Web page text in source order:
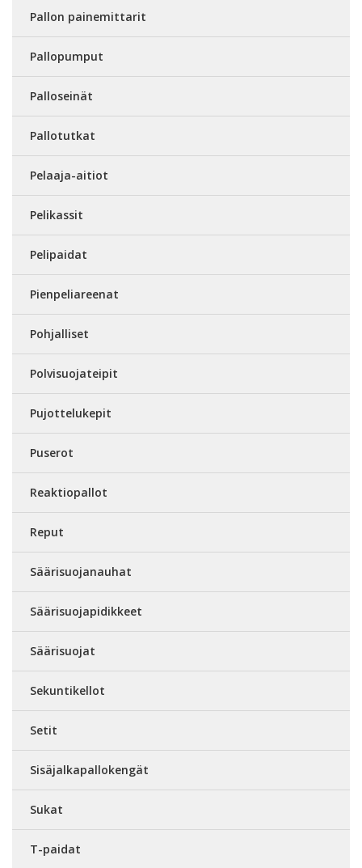
Pallon painemittarit
Pallopumput
Palloseinät
Pallotutkat
Pelaaja-aitiot
Pelikassit
Pelipaidat
Pienpeliareenat
Pohjalliset
Polvisuojateipit
Pujottelukepit
Puserot
Reaktiopallot
Reput
Säärisuojanauhat
Säärisuojapidikkeet
Säärisuojat
Sekuntikellot
Setit
Sisäjalkapallokengät
Sukat
T-paidat